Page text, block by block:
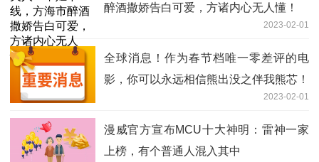
醉酒撒娇告白可爱，方诸内心无人懂！
2023-02-01
全球消息！作为春节档唯一零差评的电
影，你可以永远相信熊出没之伴我熊芯！
2023-02-01
漫威官方宣布MCU十大神明：雷神一家
上榜，有个普通人混入其中